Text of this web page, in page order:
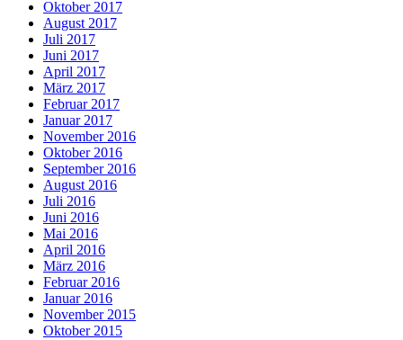
Oktober 2017
August 2017
Juli 2017
Juni 2017
April 2017
März 2017
Februar 2017
Januar 2017
November 2016
Oktober 2016
September 2016
August 2016
Juli 2016
Juni 2016
Mai 2016
April 2016
März 2016
Februar 2016
Januar 2016
November 2015
Oktober 2015